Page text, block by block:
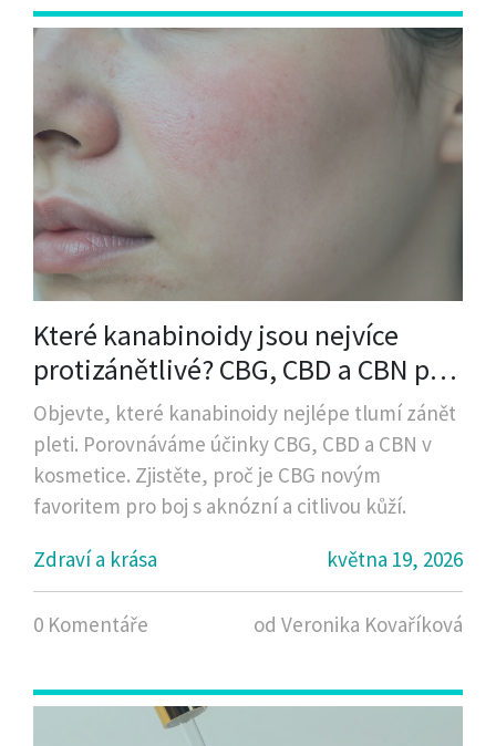
Které kanabinoidy jsou nejvíce
protizánětlivé? CBG, CBD a CBN pro
pleť
Objevte, které kanabinoidy nejlépe tlumí zánět
pleti. Porovnáváme účinky CBG, CBD a CBN v
kosmetice. Zjistěte, proč je CBG novým
favoritem pro boj s aknózní a citlivou kůží.
Zdraví a krása
května 19, 2026
0 Komentáře od Veronika Kovaříková